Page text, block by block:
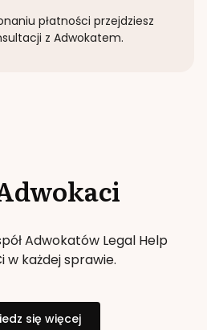
płatności przejdziesz
z Adwokatem.
Adwokatów Legal Help
w każdej sprawie.
się więcej